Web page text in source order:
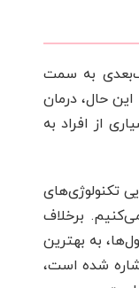
تک‌بعدی به سمت
حال، درمان
از افراد به
تکنولوژی‌های
برخلاف
به بهترین
شده است،